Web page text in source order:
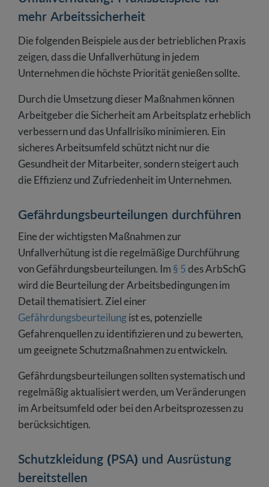
mehr Arbeitssicherheit
Die folgenden Beispiele aus der betrieblichen Praxis
zeigen, dass die Unfallverhütung in jedem
Unternehmen die höchste Priorität genießen sollte.
Durch die Umsetzung dieser Maßnahmen können
Arbeitgeber die Sicherheit am Arbeitsplatz erheblich
verbessern und das Unfallrisiko minimieren. Ein
sicheres Arbeitsumfeld schützt nicht nur die
Gesundheit der Mitarbeiter, sondern steigert auch
die Effizienz und Zufriedenheit im Unternehmen.
Gefährdungsbeurteilungen durchführen
Eine der wichtigsten Maßnahmen zur
Unfallverhütung ist die regelmäßige Durchführung
von Gefährdungsbeurteilungen. Im § 5des ArbSchG
wird die Beurteilung der Arbeitsbedingungen im
Detail thematisiert. Ziel einer
Gefährdungsbeurteilungist es, potenzielle
Gefahrenquellen zu identifizieren und zu bewerten,
um geeignete Schutzmaßnahmen zu entwickeln.
Gefährdungsbeurteilungen sollten systematisch und
regelmäßig aktualisiert werden, um Veränderungen
im Arbeitsumfeld oder bei den Arbeitsprozessen zu
berücksichtigen.
Schutzkleidung (PSA) und Ausrüstung
bereitstellen